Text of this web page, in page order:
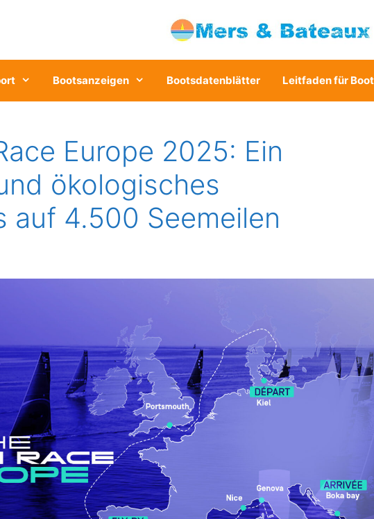
Bootsanzeigen Bootsdatenblätter Leitfaden für
Europe 2025: Ein
ökologisches
auf 4.500 Seemeilen